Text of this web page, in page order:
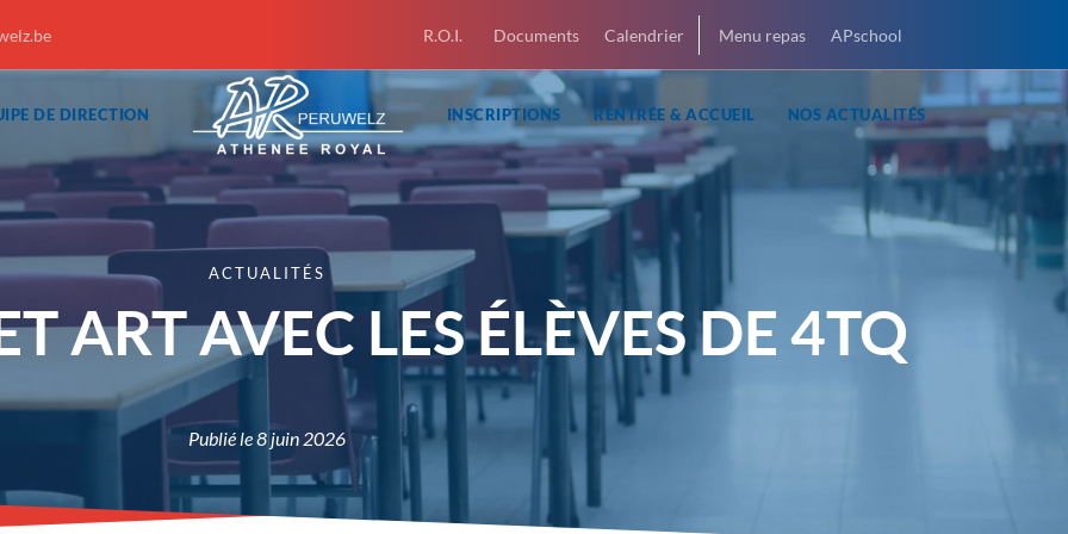
R.O.I. Documents Calendrier Menu repas APschool
DE DIRECTION INSCRIPTIONS RENTRÉE & ACCUEIL NOS ACTUALITÉS
ACTUALITÉS
ART AVEC LES ÉLÈVES DE 4TQ
Publié le8 juin 2026